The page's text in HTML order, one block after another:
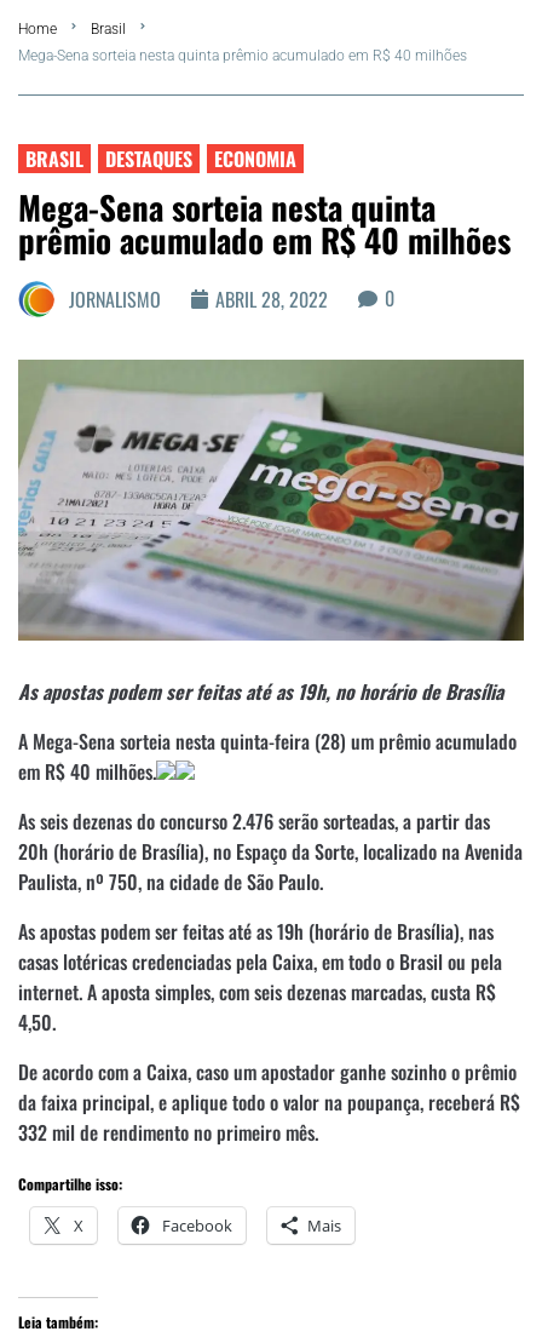
FLA Araru 2026
Região dos Lagos
Agenda Cultural
Colunistas
Home
Brasil
Mega-Sena sorteia nesta quinta prêmio acumulado em R$ 40 milhões
BRASIL DESTAQUES ECONOMIA
Mega-Sena sorteia nesta quinta
prêmio acumulado em R$ 40 milhões
JORNALISMO ABRIL 28, 2022 0
As apostas podem ser feitas até as 19h, no horário de Brasília
A Mega-Sena sorteia nesta quinta-feira (28) um prêmio acumulado
em R$ 40 milhões.
As seis dezenas do concurso 2.476 serão sorteadas, a partir das
20h (horário de Brasília), no Espaço da Sorte, localizado na Avenida
Paulista, nº 750, na cidade de São Paulo.
As apostas podem ser feitas até as 19h (horário de Brasília), nas
casas lotéricas credenciadas pela Caixa, em todo o Brasil ou pela
internet. A aposta simples, com seis dezenas marcadas, custa R$
4,50.
De acordo com a Caixa, caso um apostador ganhe sozinho o prêmio
da faixa principal, e aplique todo o valor na poupança, receberá R$
332 mil de rendimento no primeiro mês.
Compartilhe isso:
X Facebook Mais
Leia também: